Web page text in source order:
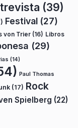
(39)
Festival (27)
von Trier (16) Libros
(29)
(14)
Paul Thomas
(17) Rock
Spielberg (22)